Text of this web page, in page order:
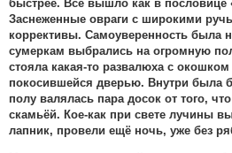
быстрее. Всё вышло как в пословице
Заснеженные овраги с широкими
коррективы. Самоуверенность была
сумеркам выбрались на огромную
стояла какая-то развалюха с окошком
покосившейся дверью. Внутри была
полу валялась пара досок от того,
скамьёй. Кое-как при свете лучины
лапник, провели ещё ночь, уже без